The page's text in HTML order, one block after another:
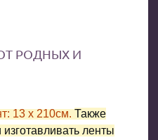
РОДНЫХ И
13 x 210см. Также
ленты